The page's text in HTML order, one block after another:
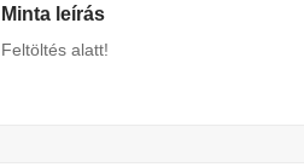
Minta leírás
Feltöltés alatt!